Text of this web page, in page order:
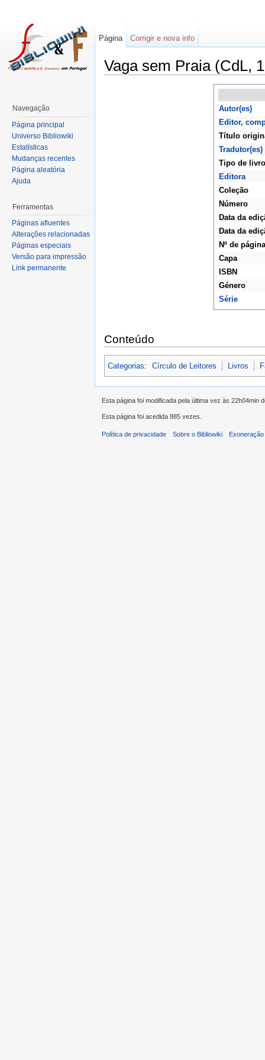
Vaga sem Praia (CdL,
Autor(es)
Editor,
Título
Tradutor(es)
Tipo de livro
Editora
Coleção
Número
Data da
Data da
Nº de
Capa
ISBN
Género
Série
Conteúdo
Categorias: Círculo de Leitores Livros
Página Corrigir e nova info
Navegação
Página principal
Universo Bibliowiki
Estatísticas
Mudanças recentes
Página aleatória
Ajuda
Ferramentas
Páginas afluentes
Alterações relacionadas
Páginas especiais
Versão para impressão
Link permanente
Esta página foi modificada pela última vez às 22h04min
Esta página foi acedida 885 vezes.
Política de privacidade Sobre o Bibliowiki